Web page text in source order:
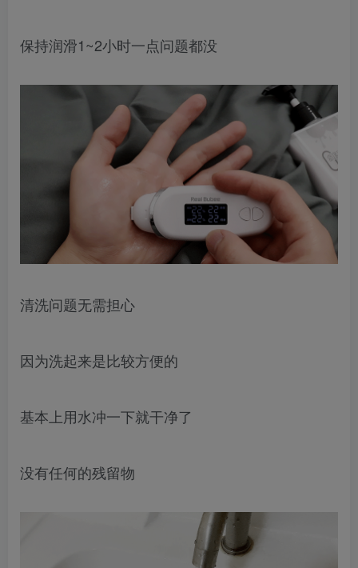
保持润滑1~2小时一点问题都没
清洗问题无需担心
因为洗起来是比较方便的
基本上用水冲一下就干净了
没有任何的残留物